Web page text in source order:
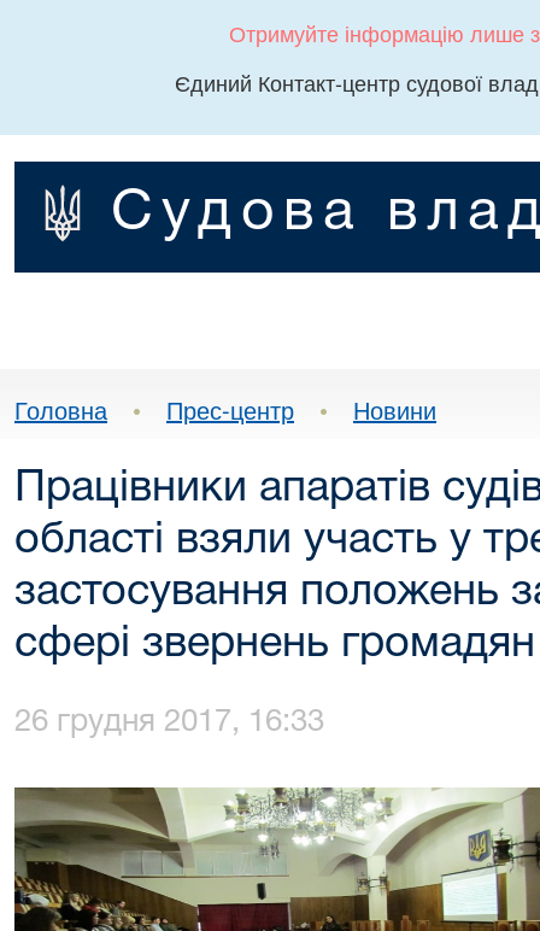
Отримуйте інформацію лише
Єдиний Контакт-центр судової
Судова
Головна • Прес-центр • Новини
Працівники апаратів
області взяли участь у
застосування положень
сфері звернень громадян
26 грудня 2017, 16:33